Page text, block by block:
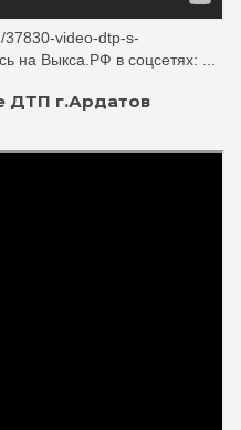
37830-video-dtp-s-
на Выкса.РФ в соцсетях: ...
ДТП г.Ардатов